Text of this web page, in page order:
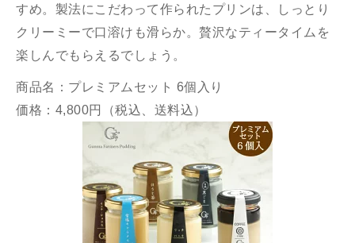
すめ。製法にこだわって作られたプリンは、しっとり
クリーミーで口溶けも滑らか。贅沢なティータイムを
楽しんでもらえるでしょう。
商品名：プレミアムセット 6個入り
価格：4,800円（税込、送料込）